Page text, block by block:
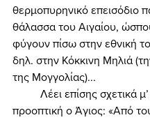
θερμοπυρηνικό επεισόδιο
θάλασσα του Αιγαίου,
φύγουν πίσω στην εθνική
δηλ. στην Κόκκινη Μηλιά
της Μογγολίας)...
προοπτική ο Άγιος: «Από